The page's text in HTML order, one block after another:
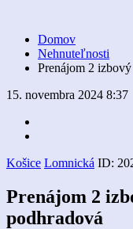
Domov
Nehnuteľnosti
Prenájom 2
15. novembra 2024 8:37
Košice Lomnická ID:
Prenájom 2
podhradová